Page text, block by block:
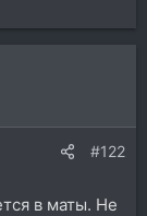
#122
в маты. Не